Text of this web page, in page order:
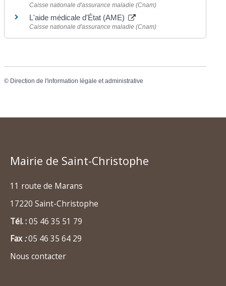
Caisse nationale d'assurance maladie (Cnam)
L'aide médicale d'État (AME)
Caisse nationale d'assurance maladie (Cnam)
© Direction de l'information légale et administrative
Mairie de Saint-Christophe
11 route de Marans
17220 Saint-Christophe
Tél. :05 46 35 51 79
Fax:05 46 35 64 29
Nous contacter